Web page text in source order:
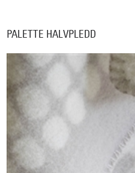
PALETTE HALVPLEDD